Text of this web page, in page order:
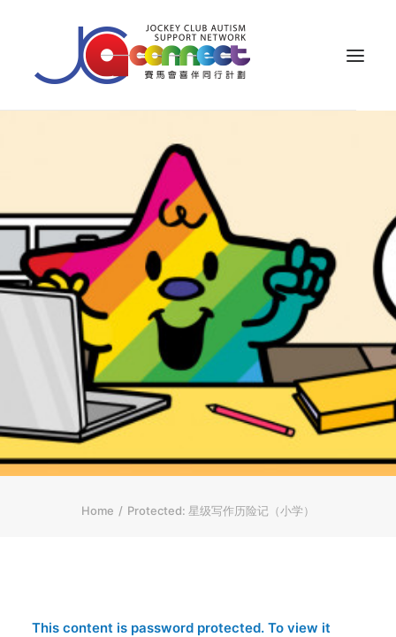
公众教育
专业知识
家长专区
成果效益
ENGLISH
繁體
首页
字型大小Home Protected: 星级写作历险记（小学）
This content is password protected. To view it